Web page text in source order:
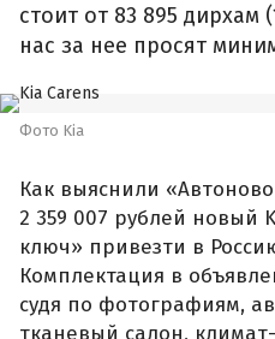
стоит от 83 895 дирхам
нас за нее просят
Фото Kia
Как выяснили
2 359 007 рублей новый
ключ» привезти в
Комплектация в
судя по фотографиям,